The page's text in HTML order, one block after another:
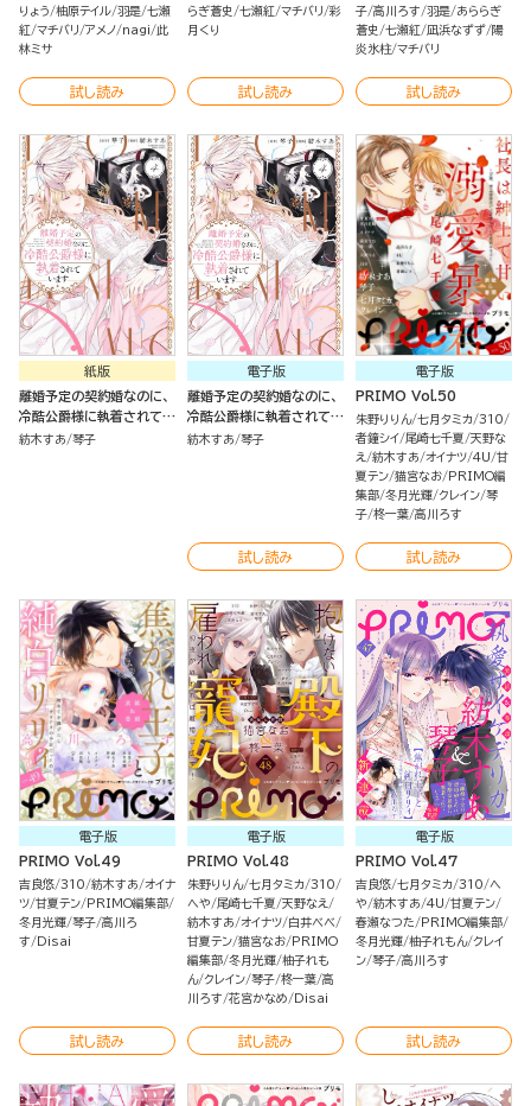
りょう 柚原テイル 羽是 七瀬
紅 マチバリ アメノ nagi
此
林ミサ
試し読み
らぎ蒼史
七瀬紅 マチバリ 彩
月くり
試し読み
子 高川ろす 羽是 あららぎ
蒼史
七瀬紅 凪浜なずず 陽
炎氷柱 マチバリ
試し読み
紙版
離婚予定の契約婚なのに、
冷酷公爵様に執着されてい
ます（４）
紡木すあ 琴子
電子版
離婚予定の契約婚なのに、
冷酷公爵様に執着されてい
ます （4）
紡木すあ 琴子
試し読み
電子版
PRIMO Vol.50
朱野りりん 七月タミカ 310
者鐘シイ 尾崎七千夏 天野な
え
紡木すあ オイナツ 4U 甘
夏テン 猫宮なお
PRIMO編
集部 冬月光輝 クレイン 琴
子 柊一葉 高川ろす
試し読み
電子版
PRIMO Vol.49
吉良悠 310 紡木すあ オイナ
ツ 甘夏テン
PRIMO編集部
冬月光輝 琴子 高川ろ
す
Disai
試し読み
電子版
PRIMO Vol.48
朱野りりん 七月タミカ 310
へや 尾崎七千夏 天野なえ
紡木すあ オイナツ 白井べべ
甘夏テン 猫宮なお
PRIMO
編集部 冬月光輝 柚子れも
ん クレイン 琴子 柊一葉 高
川ろす 花宮かなめ Disai
試し読み
電子版
PRIMO Vol.47
吉良悠 七月タミカ 310 へ
や 紡木すあ 4U 甘夏テン
春瀬なつた
PRIMO編集部
冬月光輝 柚子れもん クレイ
ン 琴子 高川ろす
試し読み